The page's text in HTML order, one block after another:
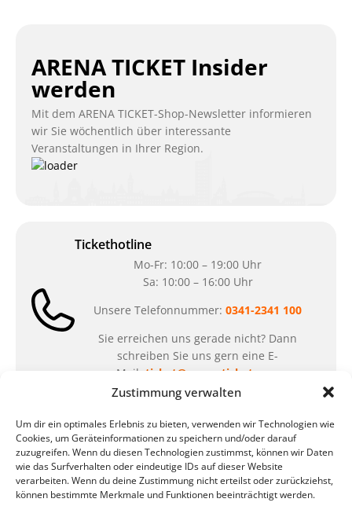
Zustimmung verwalten
Um dir ein optimales Erlebnis zu bieten, verwenden wir Technologien wie
Cookies, um Geräteinformationen zu speichern und/oder darauf
zuzugreifen. Wenn du diesen Technologien zustimmst, können wir Daten
wie das Surfverhalten oder eindeutige IDs auf dieser Website
verarbeiten. Wenn du deine Zustimmung nicht erteilst oder zurückziehst,
können bestimmte Merkmale und Funktionen beeinträchtigt werden.
ARENA TICKET Insider
werden
Mit dem ARENA TICKET-Shop-Newsletter informieren
wir Sie wöchentlich über interessante
Veranstaltungen in Ihrer Region.
Tickethotline
Mo-Fr: 10:00 – 19:00 Uhr
Sa: 10:00 – 16:00 Uhr
Unsere Telefonnummer: 0341-2341 100
Sie erreichen uns gerade nicht? Dann
schreiben Sie uns gern eine E-
Mail: ticket@arena-ticket.com
Kassenöffnungszeiten
unsere Sonderöffnungszeiten im Sommer:
in der Zeit vom 06.07. – 07.08.2026
Montag – Freitag: 10-18 Uhr Samstag: